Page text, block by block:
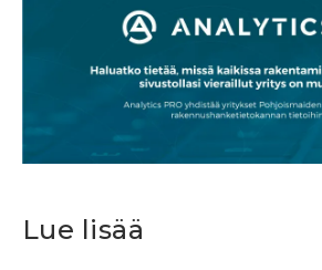
Lue lisää